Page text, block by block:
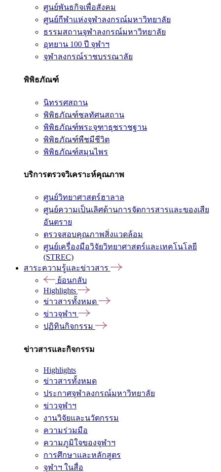
ศูนย์พันธกิจเพื่อสังคม
ศูนย์กีฬาแห่งจุฬาลงกรณ์มหาวิทยาลัย
ธรรมสถานจุฬาลงกรณ์มหาวิทยาลัย
อุทยาน 100 ปี จุฬาฯ
จุฬาลงกรณ์ราชบรรณาลัย
พิพิธภัณฑ์
นิทรรศสถาน
พิพิธภัณฑ์ชลทัศนสถาน
พิพิธภัณฑ์พระจุฑาธุชราชฐาน
พิพิธภัณฑ์พืชมีชีวิต
พิพิธภัณฑ์สมุนไพร
บริการตรวจวิเคราะห์คุณภาพ
ศูนย์วิทยาศาสตร์ฮาลาล
ศูนย์ความเป็นเลิศด้านการจัดการสารและของเสีย
อันตราย
ตรวจสอบคุณภาพสิ่งแวดล้อม
ศูนย์เครื่องมือวิจัยวิทยาศาสตร์และเทคโนโลยี
(STREC)
สาระความรู้และข่าวสาร
ย้อนกลับ
Highlights
ข่าวสารทั้งหมด
ข่าวจุฬาฯ
ปฏิทินกิจกรรม
ข่าวสารและกิจกรรม
Highlights
ข่าวสารทั้งหมด
ประกาศจุฬาลงกรณ์มหาวิทยาลัย
ข่าวจุฬาฯ
งานวิจัยและนวัตกรรม
ความร่วมมือ
ความภูมิใจของจุฬาฯ
การศึกษาและหลักสูตร
จุฬาฯ ในสื่อ